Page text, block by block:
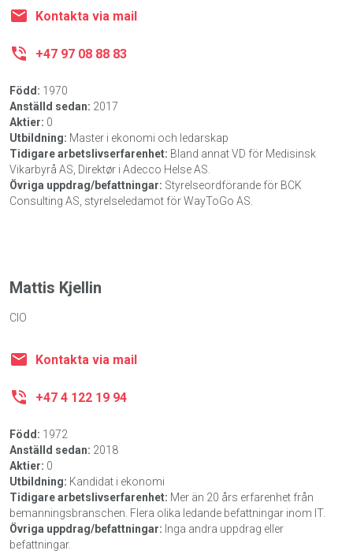
Kontakta via mail
+47 97 08 88 83
Född: 1970
Anställd sedan: 2017
Aktier: 0
Utbildning: Master i ekonomi och ledarskap
Tidigare arbetslivserfarenhet: Bland annat VD för Medisinsk
Vikarbyrå AS, Direktør i Adecco Helse AS.
Övriga uppdrag/befattningar: Styrelseordförande för BCK
Consulting AS, styrelseledamot för WayToGo AS.
Mattis Kjellin
CIO
Kontakta via mail
+47 4 122 19 94
Född: 1972
Anställd sedan: 2018
Aktier: 0
Utbildning: Kandidat i ekonomi
Tidigare arbetslivserfarenhet: Mer än 20 års erfarenhet från
bemanningsbranschen. Flera olika ledande befattningar inom IT.
Övriga uppdrag/befattningar: Inga andra uppdrag eller
befattningar.